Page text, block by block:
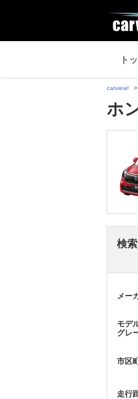
ト
carview!
ホ
検
メー
モデ
グレ
市区
走行